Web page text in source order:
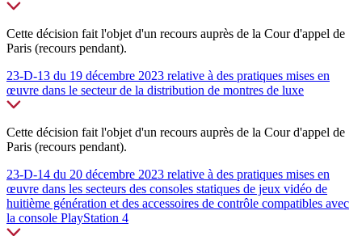
Cette décision fait l'objet d'un recours auprès de la Cour d'appel de
Paris (recours pendant).
23-D-13 du 19 décembre 2023 relative à des pratiques mises en
œuvre dans le secteur de la distribution de montres de luxe
Cette décision fait l'objet d'un recours auprès de la Cour d'appel de
Paris (recours pendant).
23-D-14 du 20 décembre 2023 relative à des pratiques mises en
œuvre dans les secteurs des consoles statiques de jeux vidéo de
huitième génération et des accessoires de contrôle compatibles avec
la console PlayStation 4